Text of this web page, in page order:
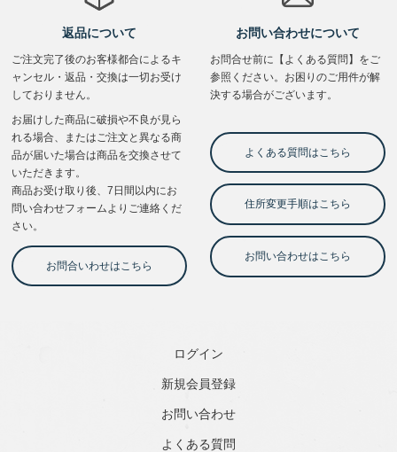
ログイン
新規会員登録
お問い合わせ
よくある質問